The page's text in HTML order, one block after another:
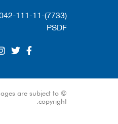
111-11-(7733)
PSDF
are subject to
copyright.